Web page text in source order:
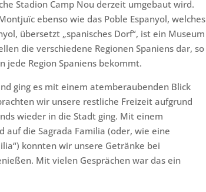
Stadion Camp Nou derzeit umgebaut wird.
ebenso wie das Poble Espanyol, welches
übersetzt „spanisches Dorf“, ist ein Museum
die verschiedene Regionen Spaniens dar, so
jede Region Spaniens bekommt.
ging es mit einem atemberaubenden Blick
wir unsere restliche Freizeit aufgrund
wieder in die Stadt ging. Mit einem
auf die Sagrada Familia (oder, wie eine
konnten wir unsere Getränke bei
Mit vielen Gesprächen war das ein